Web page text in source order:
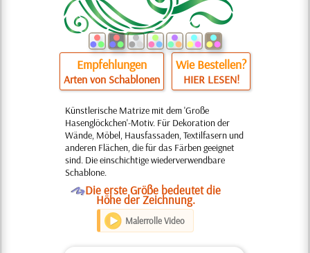
Empfehlungen
Arten von Schablonen
Wie Bestellen?
HIER LESEN!
Künstlerische Matrize mit dem 'Große
Hasenglöckchen'-Motiv. Für Dekoration der
Wände, Möbel, Hausfassaden, Textilfasern und
anderen Flächen, die für das Färben geeignet
sind. Die einschichtige wiederverwendbare
Schablone.
ODie erste Größe bedeutet die
Höhe der Zeichnung.
Malerrolle Video